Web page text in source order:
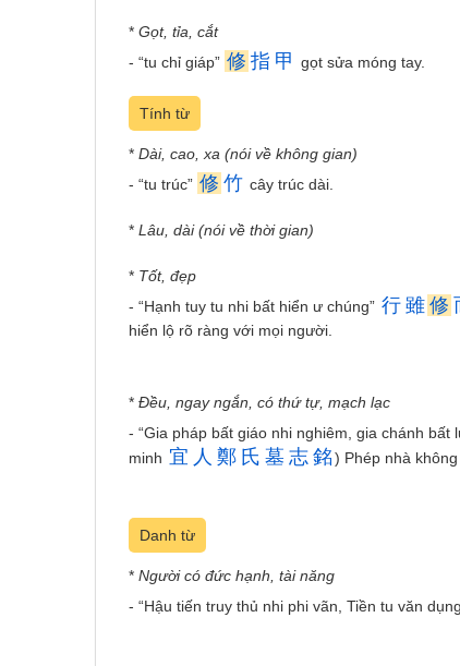
* Gọt, tỉa, cắt
- “tu chỉ giáp” 修 指 甲 gọt sửa móng tay.
Tính từ
* Dài, cao, xa (nói về không gian)
- “tu trúc” 修 竹 cây trúc dài.
* Lâu, dài (nói về thời gian)
* Tốt, đẹp
- “Hạnh tuy tu nhi bất hiển ư chúng” 行 雖 修
hiển lộ rõ ràng với mọi người.
* Đều, ngay ngắn, có thứ tự, mạch lạc
- “Gia pháp bất giáo nhi nghiêm, gia chánh bất
minh 宜 人 鄭 氏 墓 志 銘) Phép nhà
Danh từ
* Người có đức hạnh, tài năng
- “Hậu tiến truy thủ nhi phi vãn, Tiền tu văn